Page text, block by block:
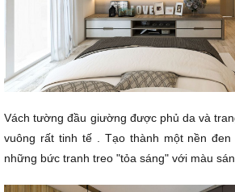
Vách tường đầu giường được phủ da và
vuông rất tinh tế . Tạo thành một nền
những bức tranh treo "tỏa sáng" với màu